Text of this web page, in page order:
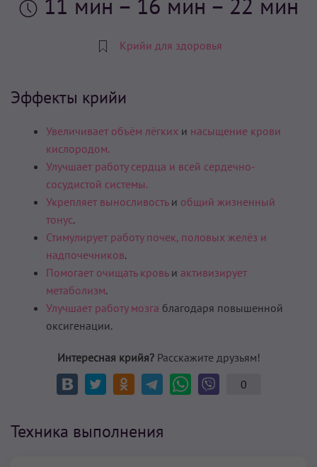
Крийи для здоровья
Эффекты крийи
Увеличивает объём лёгких и насыщение крови
кислородом.
Улучшает работу сердца и всей сердечно-
сосудистой системы.
Укрепляет выносливостьи общий жизненный
тонус.
Стимулирует работу почек, половых желёз и
надпочечников.
Помогает очищать кровьи активизирует
метаболизм.
Улучшает работу мозга благодаря повышенной
оксигенации.
Интересная крийя?Расскажите друзьям!
0
Техника выполнения